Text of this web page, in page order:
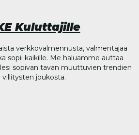
Kuluttajille
verkkovalmennusta, valmentajaa
sopii kaikille. Me haluamme auttaa
sopivan tavan muuttuvien trendien
villitysten joukosta.